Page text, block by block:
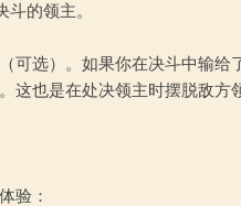
的领主。
可选）。如果你在决斗中输给
也是在处决领主时摆脱敌方
验：